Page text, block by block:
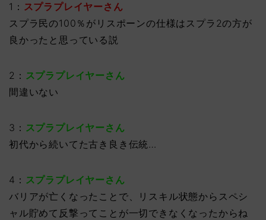
1： スプラプレイヤーさん
スプラ民の100％がリスポーンの仕様はスプラ2の方が
良かったと思っている説
2： スプラプレイヤーさん
間違いない
3： スプラプレイヤーさん
初代から続いてた古き良き伝統…
4： スプラプレイヤーさん
バリアが亡くなったことで、リスキル状態からスペシ
ャル貯めて反撃ってことが一切できなくなったからね